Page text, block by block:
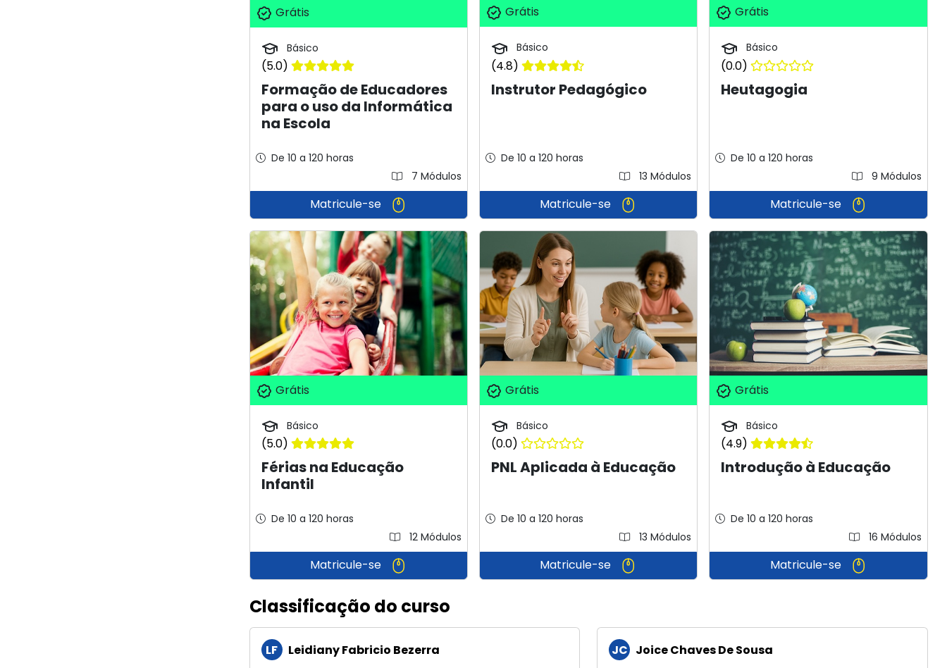
Grátis
Básico
(5.0)
Formação de Educadores
para o uso da Informática
na Escola
De 10 a 120 horas
7 Módulos
Matricule-se
Grátis
Básico
(4.8)
Instrutor Pedagógico
De 10 a 120 horas
13 Módulos
Matricule-se
Grátis
Básico
(0.0)
Heutagogia
De 10 a 120 horas
9 Módulos
Matricule-se
Grátis
Básico
(5.0)
Férias na Educação
Infantil
De 10 a 120 horas
12 Módulos
Matricule-se
Grátis
Básico
(0.0)
PNL Aplicada à Educação
De 10 a 120 horas
13 Módulos
Matricule-se
Grátis
Básico
(4.9)
Introdução à Educação
De 10 a 120 horas
16 Módulos
Matricule-se
Classificação do curso
LF Leidiany Fabricio Bezerra JC Joice Chaves De Sousa